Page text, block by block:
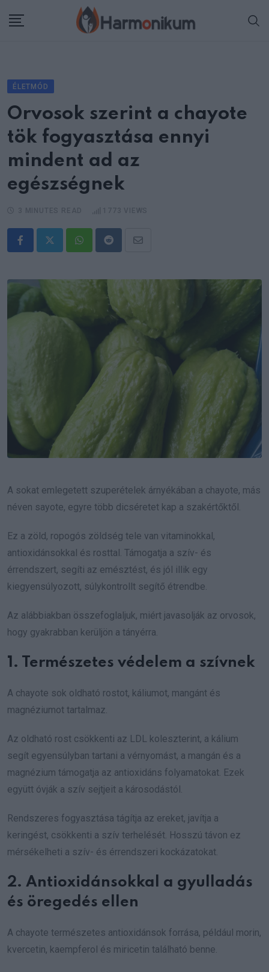
ÉLETMÓD
Orvosok szerint a chayote
tök fogyasztása ennyi
mindent ad az
egészségnek
WhatsappRedditShare
Email
A sokat emlegetett szuperételek árnyékában a chayote, más
néven sayote, egyre több dicséretet kap a szakértőktől.
Ez a zöld, ropogós zöldség tele van vitaminokkal,
antioxidánsokkal és rosttal. Támogatja a szív- és
érrendszert, segíti az emésztést, és jól illik egy
kiegyensúlyozott, súlykontrollt segítő étrendbe.
Az alábbiakban összefoglaljuk, miért javasolják az orvosok,
hogy gyakrabban kerüljön a tányérra.
1. Természetes védelem a szívnek
A chayote sok oldható rostot, káliumot, mangánt és
magnéziumot tartalmaz.
Az oldható rost csökkenti az LDL koleszterint, a kálium
segít egyensúlyban tartani a vérnyomást, a mangán és a
magnézium támogatja az antioxidáns folyamatokat. Ezek
együtt óvják a szív sejtjeit a károsodástól.
Rendszeres fogyasztása tágítja az ereket, javítja a
keringést, csökkenti a szív terhelését. Hosszú távon ez
mérsékelheti a szív- és érrendszeri kockázatokat.
2. Antioxidánsokkal a gyulladás
és öregedés ellen
A chayote természetes antioxidánsok forrása, például morin,
kvercetin, kaempferol és miricetin található benne.